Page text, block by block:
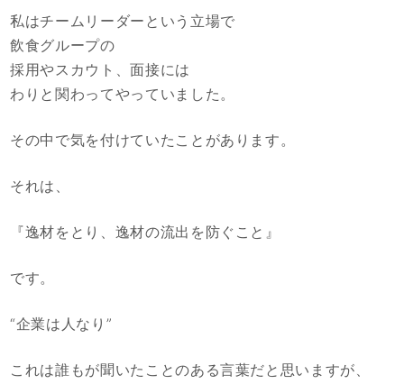
私はチームリーダーという立場で
飲食グループの
採用やスカウト、面接には
わりと関わってやっていました。
その中で気を付けていたことがあります。
それは、
『逸材をとり、逸材の流出を防ぐこと』
です。
“企業は人なり”
これは誰もが聞いたことのある言葉だと思いますが、